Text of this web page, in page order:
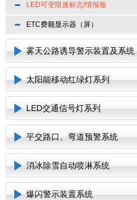
LED可变限速标志/情报板
ETC费额显示器（屏）
雾天公路诱导警示装置及系统
太阳能移动红绿灯系列
LED交通信号灯系列
平交路口、弯道预警系统
消冰除雪自动喷淋系统
爆闪警示装置系统